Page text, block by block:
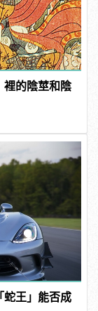
裡的陰莖和陰
蛇王」能否成